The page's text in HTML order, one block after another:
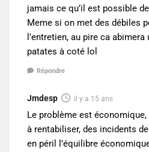
jamais ce qu’il est possible
Meme si on met des débiles
l’entretien, au pire ca
patates à coté lol
Répondre
Jmdesp il y a 15 ans
Le problème est
à rentabiliser, des incidents
en péril l’équilibre